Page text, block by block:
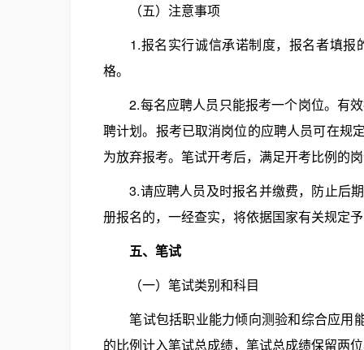
（五）注意事项
1.报名实行诚信承诺制度，报名者填报
格。
2.每名应聘人员只能报考一个岗位。有
聘计划。报考已取消岗位的应聘人员可在规
为放弃报考。笔试开考后，满足开考比例的
3.请应聘人员及时报名并缴费，防止后期
册报名的，一经查实，将依据国家有关规定
五、笔试
（一）笔试类别和科目
笔试包括职业能力倾向测验和综合应用
的比例计入笔试总成绩，笔试总成绩保留两